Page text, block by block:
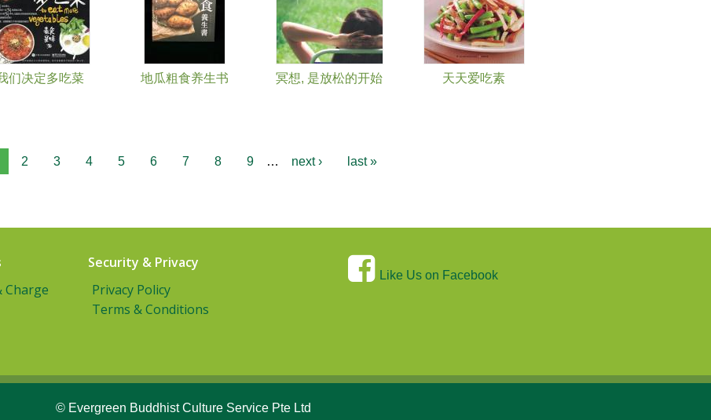
们决定多吃菜 地瓜粗食养生书 冥想, 是放松的开始 天天爱吃素
2 3 4 5 6 7 8 9 … next › last »
Charge
Security & Privacy
Privacy Policy
Terms & Conditions
Like Us on Facebook
© Evergreen Buddhist Culture Service Pte Ltd